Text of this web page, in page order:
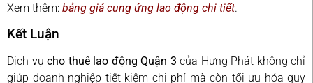
Xem thêm: bảng giá cung ứng lao động chi tiết.
Kết Luận
Dịch vụ cho thuê lao động Quận 3 của Hưng Phát không chỉ
giúp doanh nghiệp tiết kiệm chi phí mà còn tối ưu hóa quy